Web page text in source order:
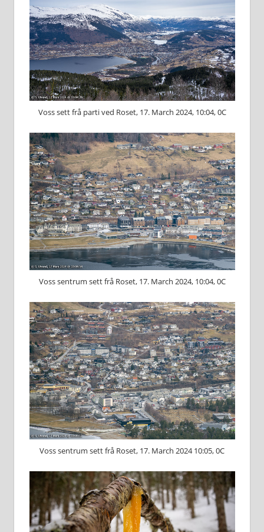
Voss sett frå parti ved Roset, 17. March 2024, 10:04, 0C
Voss sentrum sett frå Roset, 17. March 2024, 10:04, 0C
Voss sentrum sett frå Roset, 17. March 2024 10:05, 0C